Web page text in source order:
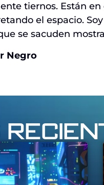
tiernos. Están
el espacio.
se sacuden
Negro